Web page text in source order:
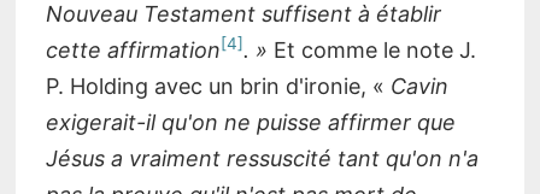
Nouveau Testament suffisent à établir
cette affirmation 4 . » Et comme le note J.
P. Holding avec un brin d'ironie, « Cavin
exigerait-il qu'on ne puisse affirmer que
Jésus a vraiment ressuscité tant qu'on n'a